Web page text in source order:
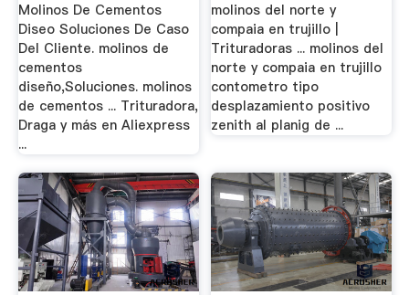
Molinos De Cementos
Diseo Soluciones De Caso
Del Cliente. molinos de
cementos
diseño,Soluciones. molinos
de cementos ... Trituradora,
Draga y más en Aliexpress
...
molinos del norte y
compaia en trujillo |
Trituradoras ... molinos del
norte y compaia en trujillo
contometro tipo
desplazamiento positivo
zenith al planig de ...